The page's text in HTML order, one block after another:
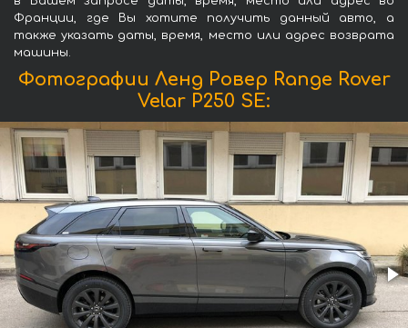
Франции, где Вы хотите получить данный авто, а
также указать даты, время, место или адрес возврата
машины.
Фотографии Ленд Ровер Range Rover
Velar P250 SE: